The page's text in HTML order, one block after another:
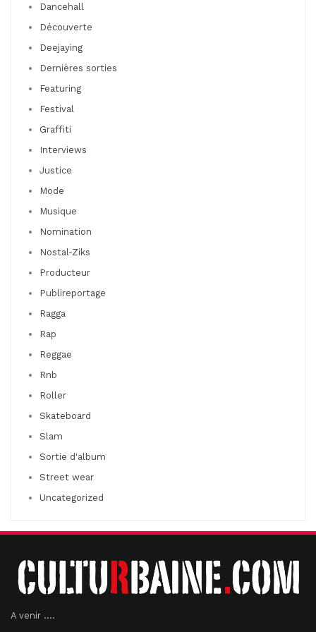
Dancehall
Découverte
Deejaying
Dernières sorties
Featuring
Festival
Graffiti
Interviews
Justice
Mode
Musique
Nomination
Nostal-Ziks
Producteur
Publireportage
Ragga
Rap
Reggae
Rnb
Roller
Skateboard
Slam
Sortie d'album
Street wear
Uncategorized
A venir ....